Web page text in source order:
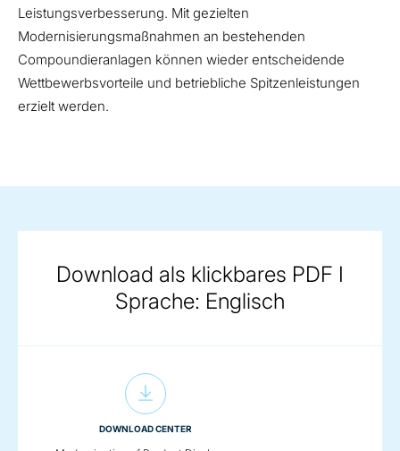
Leistungsverbesserung. Mit gezielten
Modernisierungsmaßnahmen an bestehenden
Compoundieranlagen können wieder entscheidende
Wettbewerbsvorteile und betriebliche Spitzenleistungen
erzielt werden.
Download als klickbares PDF I
Sprache: Englisch
DOWNLOAD CENTER